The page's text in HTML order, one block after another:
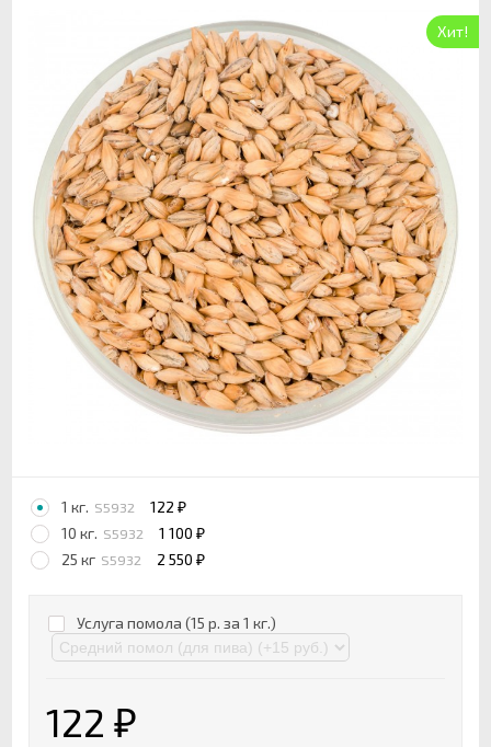
Хит!
1 кг. S5932 122 ₽
10 кг. S5932 1 100 ₽
25 кг S5932 2 550 ₽
Услуга помола (15 р. за 1 кг.)
122 ₽